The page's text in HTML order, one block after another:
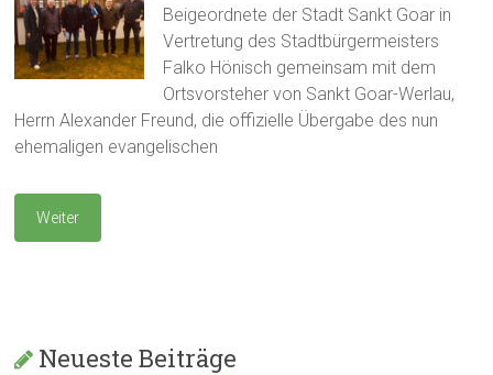
Beigeordnete der Stadt Sankt Goar in
Vertretung des Stadtbürgermeisters
Falko Hönisch gemeinsam mit dem
Ortsvorsteher von Sankt Goar-Werlau,
Herrn Alexander Freund, die offizielle Übergabe des nun
ehemaligen evangelischen
Weiter
Neueste Beiträge